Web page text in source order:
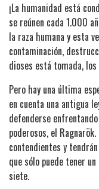
¡La humanidad está
se reúnen cada 1.000
la raza humana y esta
contaminación,
dioses está tomada,
Pero hay una última
en cuenta una antigua
defenderse
poderosos, el
contendientes y
que sólo puede tener
siete.